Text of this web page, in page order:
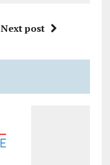
Next post